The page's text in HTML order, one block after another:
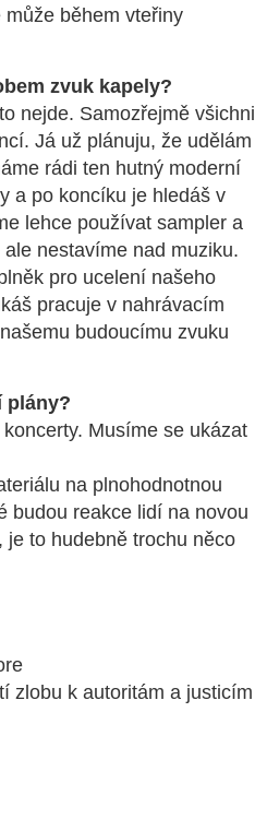
během vteřiny
zvuk kapely?
nejde. Samozřejmě všichni
Já už plánuju, že udělám
rádi ten hutný moderní
a po koncíku je hledáš v
lehce používat sampler a
nestavíme nad muziku.
pro ucelení našeho
pracuje v nahrávacím
budoucímu zvuku
plány?
Musíme se ukázat
na plnohodnotnou
budou reakce lidí na novou
je to hudebně trochu něco
zlobu k autoritám a justicím